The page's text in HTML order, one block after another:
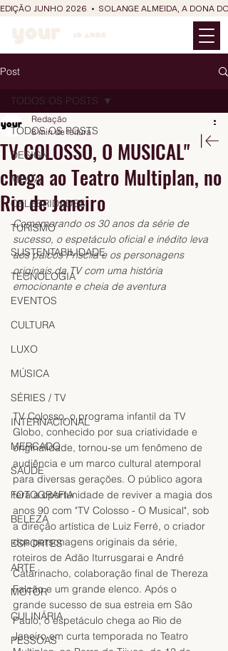
EDIÇÃO JUNHO 2026  •  SOLANGE ALMEIDA, A DONA
Post
TODOS OS POSTS
DESIGN
MODA
CELEBRIDADES
TURISMO
SUSTENTABILIDADE
TECNOLOGIA
EVENTOS
CULTURA
LUXO
MÚSICA
SÉRIES / TV
INTERNACIONAL
MERCADO
SAÚDE
FOTOGRAFIA
BELEZA
ESPORTES
ARTE
MOTOR
CULINÁRIA
PESSOAS
TODOS OS POSTS
TV COLOSSO, O MUSICAL"
chega ao Teatro Multiplan, no
Rio de Janeiro
Redação
8 min de leitura
Comemorando os 30 anos da série de
sucesso, o espetáculo oficial e inédito leva
aos palcos Priscila e os personagens
originais da TV com uma história
emocionante e cheia de aventura
TV Colosso, o programa infantil da TV
Globo, conhecido por sua criatividade e
originalidade, tornou-se um fenômeno de
audiência e um marco cultural atemporal
para diversas gerações. O público agora
terá a oportunidade de reviver a magia dos
anos 90 com "TV Colosso - O Musical", sob
a direção artística de Luiz Ferré, o criador
dos personagens originais da série,
roteiros de Adão Iturrusgarai e André
Catarinacho, colaboração final de Thereza
Falcão e um grande elenco. Após o
grande sucesso de sua estreia em São
Paulo, o espetáculo chega ao Rio de
Janeiro em curta temporada no Teatro